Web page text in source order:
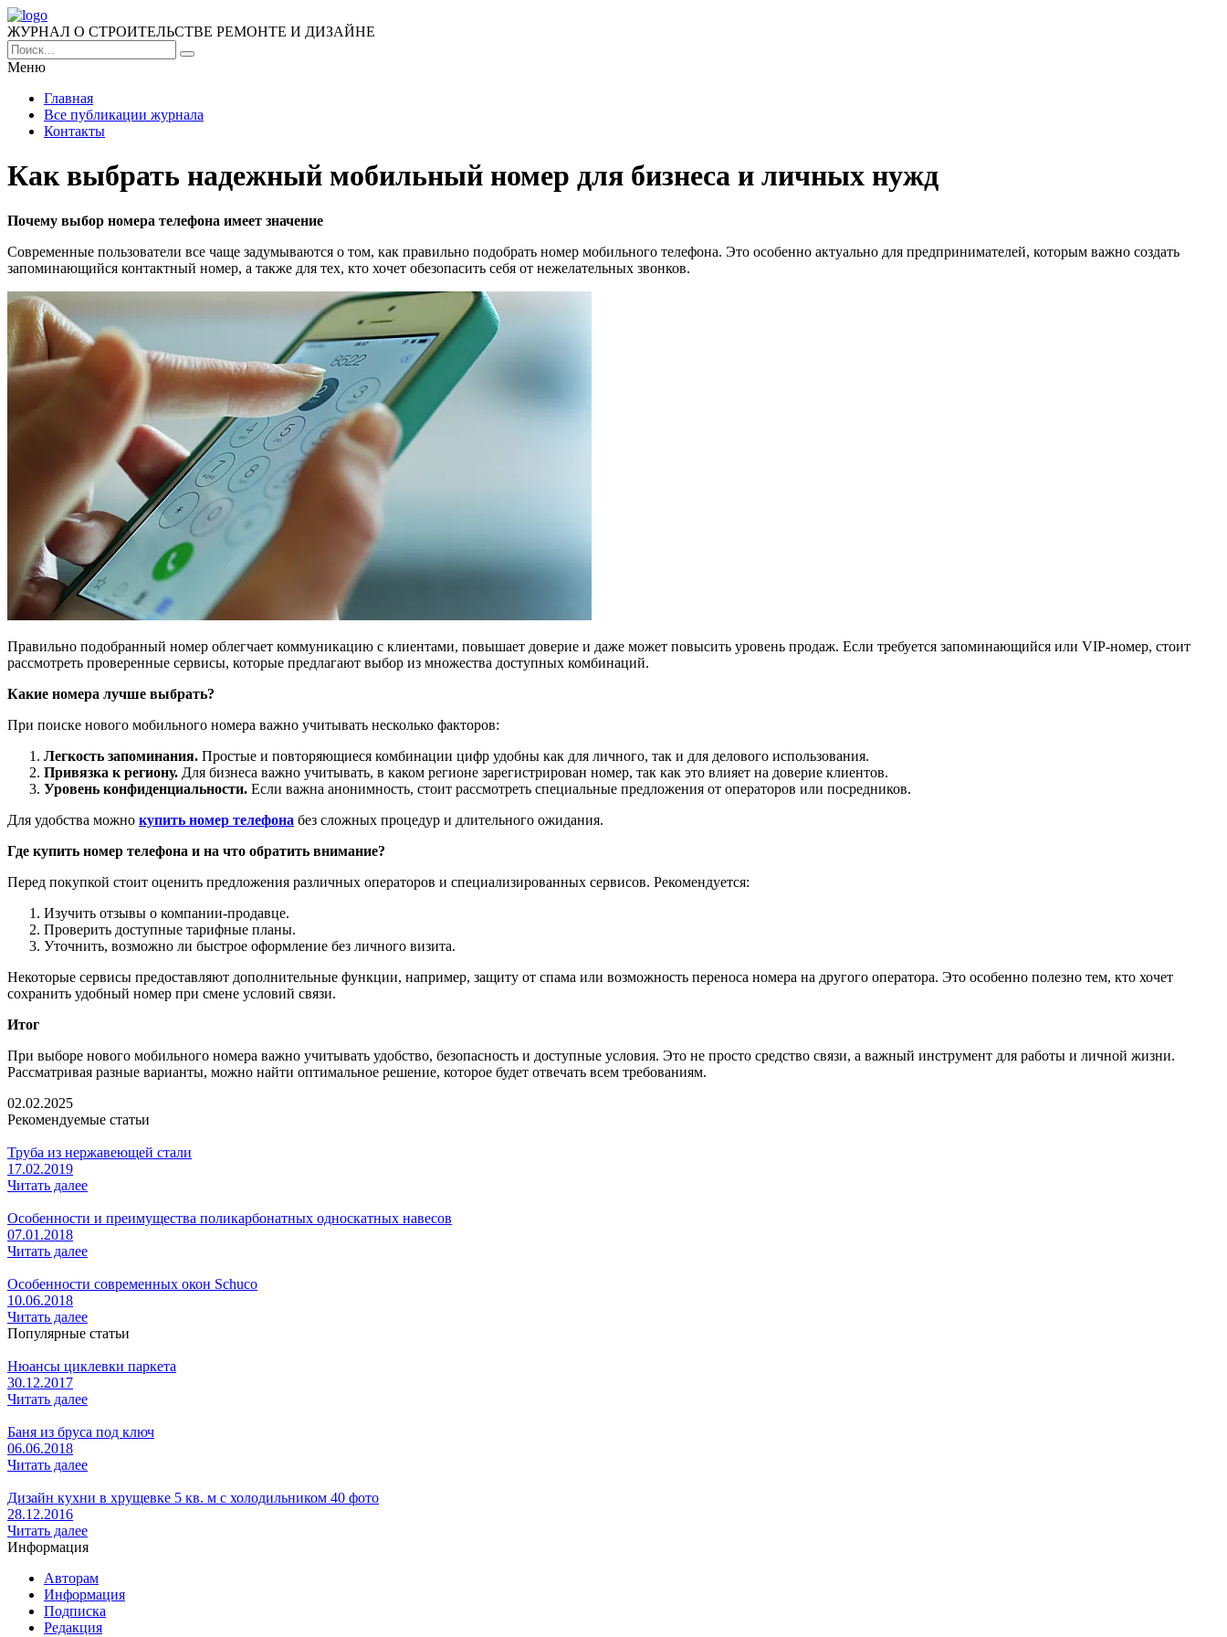
ЖУРНАЛ О СТРОИТЕЛЬСТВЕ РЕМОНТЕ И ДИЗАЙНЕ
Меню
Главная
Все публикации журнала
Контакты
Как выбрать надежный мобильный номер для бизнеса и личных нужд
Почему выбор номера телефона имеет значение
Современные пользователи все чаще задумываются о том, как правильно подобрать номер мобильного телефона. Это особенно актуально для предпринимателей, которым важно создать
запоминающийся контактный номер, а также для тех, кто хочет обезопасить себя от нежелательных звонков.
Правильно подобранный номер облегчает коммуникацию с клиентами, повышает доверие и даже может повысить уровень продаж. Если требуется запоминающийся или VIP-номер, стоит
рассмотреть проверенные сервисы, которые предлагают выбор из множества доступных комбинаций.
Какие номера лучше выбрать?
При поиске нового мобильного номера важно учитывать несколько факторов:
Легкость запоминания. Простые и повторяющиеся комбинации цифр удобны как для личного, так и для делового использования.
Привязка к региону. Для бизнеса важно учитывать, в каком регионе зарегистрирован номер, так как это влияет на доверие клиентов.
Уровень конфиденциальности. Если важна анонимность, стоит рассмотреть специальные предложения от операторов или посредников.
Для удобства можно купить номер телефона без сложных процедур и длительного ожидания.
Где купить номер телефона и на что обратить внимание?
Перед покупкой стоит оценить предложения различных операторов и специализированных сервисов. Рекомендуется:
Изучить отзывы о компании-продавце.
Проверить доступные тарифные планы.
Уточнить, возможно ли быстрое оформление без личного визита.
Некоторые сервисы предоставляют дополнительные функции, например, защиту от спама или возможность переноса номера на другого оператора. Это особенно полезно тем, кто хочет
сохранить удобный номер при смене условий связи.
Итог
При выборе нового мобильного номера важно учитывать удобство, безопасность и доступные условия. Это не просто средство связи, а важный инструмент для работы и личной жизни.
Рассматривая разные варианты, можно найти оптимальное решение, которое будет отвечать всем требованиям.
02.02.2025
Рекомендуемые статьи
Труба из нержавеющей стали
17.02.2019
Читать далее
Особенности и преимущества поликарбонатных односкатных навесов
07.01.2018
Читать далее
Особенности современных окон Schuco
10.06.2018
Читать далее
Популярные статьи
Нюансы циклевки паркета
30.12.2017
Читать далее
Баня из бруса под ключ
06.06.2018
Читать далее
Дизайн кухни в хрущевке 5 кв. м с холодильником 40 фото
28.12.2016
Читать далее
Информация
Авторам
Информация
Подписка
Редакция